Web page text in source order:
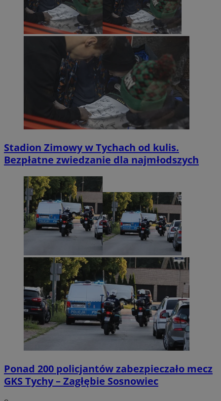
Stadion Zimowy w Tychach od kulis.
Bezpłatne zwiedzanie dla najmłodszych
Ponad 200 policjantów zabezpieczało mecz
GKS Tychy – Zagłębie Sosnowiec